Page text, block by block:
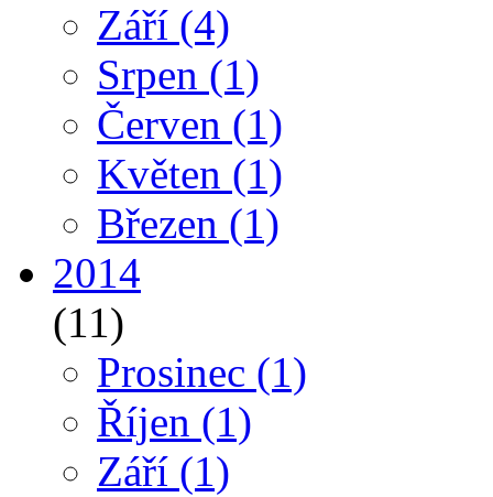
Září (4)
Srpen (1)
Červen (1)
Květen (1)
Březen (1)
2014
(11)
Prosinec (1)
Říjen (1)
Září (1)